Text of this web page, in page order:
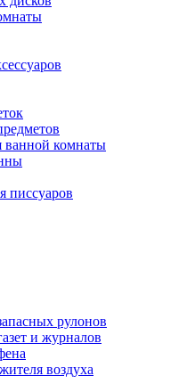
ванной комнаты
писсуаров
рулонов
и журналов
воздуха